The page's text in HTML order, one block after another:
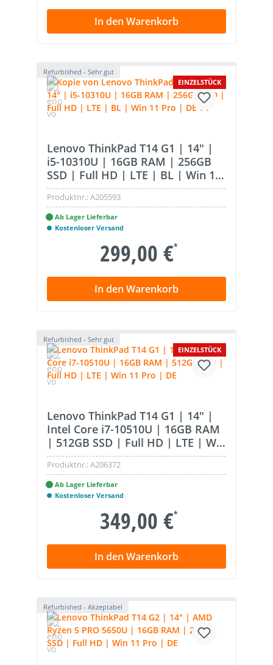
In den Warenkorb
Refurbished - Sehr gut
EINZELSTÜCK
Lenovo ThinkPad T14 G1 | 14" |
i5-10310U | 16GB RAM | 256GB
SSD | Full HD | LTE | BL | Win 11
Pro | DE
Produktnr.:A205593
Ab Lager Lieferbar
Kostenloser Versand
299,00 €*
In den Warenkorb
Refurbished - Sehr gut
EINZELSTÜCK
Lenovo ThinkPad T14 G1 | 14" |
Intel Core i7-10510U | 16GB RAM
| 512GB SSD | Full HD | LTE | Win
11 Pro | DE
Produktnr.:A206372
Ab Lager Lieferbar
Kostenloser Versand
349,00 €*
In den Warenkorb
Refurbished - Akzeptabel